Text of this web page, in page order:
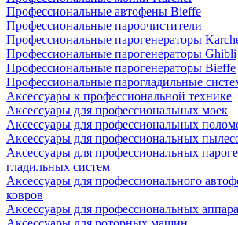
Профессиональные автофены Bieffe
Профессиональные пароочистители
Профессиональные парогенераторы
Профессиональные парогенераторы Ghibli
Профессиональные парогенераторы Bieffe
Профессиональные парогладильные
Аксессуары к профессиональной технике
Аксессуары для профессиональных моек
Аксессуары для профессиональных
Аксессуары для профессиональных
Аксессуары для профессиональных
гладильных систем
Аксессуары для профессионального
ковров
Аксессуары для профессиональных